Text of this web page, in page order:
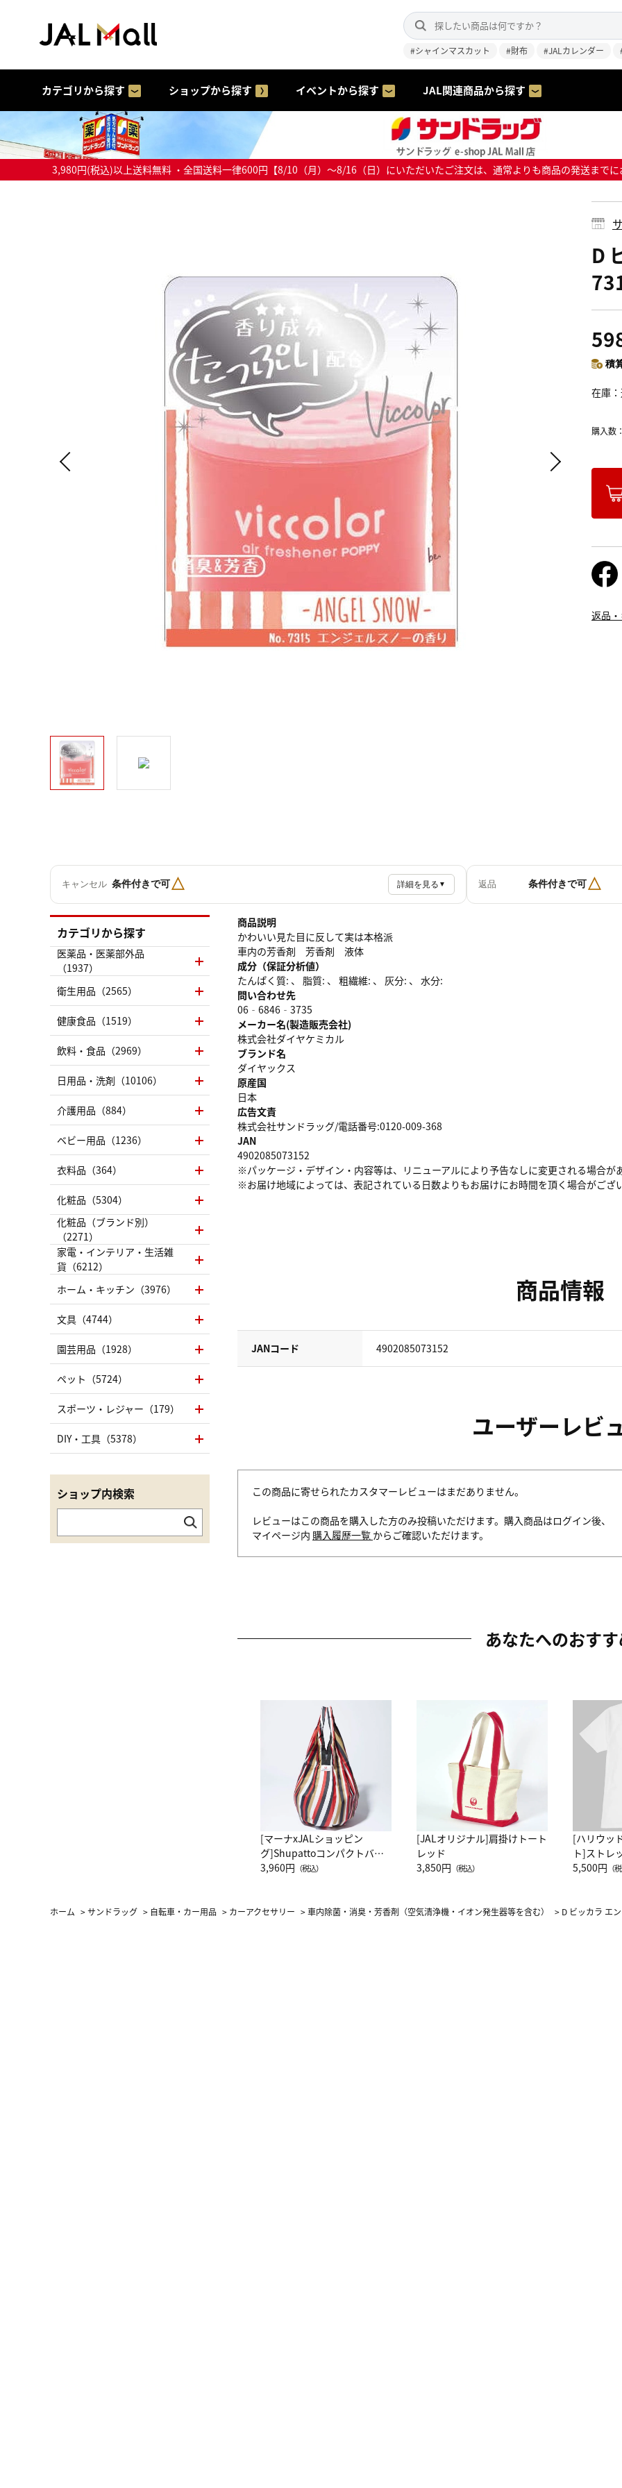
#シャインマスカット #財布 #JALカレンダー
カテゴリから探す ショップから探す イベントから探す JAL関連商品から探す
3,980円(税込)以上送料無料 ・全国送料一律600円【8/10（月）～8/16（日）にいただいたご注文は、通常よりも商品の発送まで
D
積
在庫
購入数
返品
キャンセル 条件付きで可△ 詳細を見る ▼ 返品 条件付きで可△
商品説明
かわいい見た目に反して実は本格派
車内の芳香剤 芳香剤 液体
成分（保証分析値）
たんぱく質: 、 脂質: 、 粗繊維: 、 灰分: 、 水分:
問い合わせ先
06‐6846‐3735
メーカー名(製造販売会社)
株式会社ダイヤケミカル
ブランド名
ダイヤックス
原産国
日本
広告文責
株式会社サンドラッグ/電話番号:0120-009-368
JAN
4902085073152
※パッケージ・デザイン・内容等は、リニューアルにより予告なしに変更される場合が
※お届け地域によっては、表記されている日数よりもお届けにお時間を頂く場合がござ
商品情報
JANコード 4902085073152
ユーザーレビ
この商品に寄せられたカスタマーレビューはまだありません。
レビューはこの商品を購入した方のみ投稿いただけます。購入商品はログイン後、
マイページ内 購入履歴一覧 からご確認いただけます。
あなたへのおす
[マーナxJALショッピン
グ]Shupattoコンパクトバッ
グ Drop JAL客室乗務員
3,960円 （税込）
[JALオリジナル]肩掛けトート
レッド
3,850円 （税込）
[ハリウッ
ト]ストレ
ーネック
5,500円 （
カテゴリから探す
医薬品・医薬部外品
（1937）
衛生用品（2565）
健康食品（1519）
飲料・食品（2969）
日用品・洗剤（10106）
介護用品（884）
ベビー用品（1236）
衣料品（364）
化粧品（5304）
化粧品（ブランド別）
（2271）
家電・インテリア・生活雑
貨（6212）
ホーム・キッチン（3976）
文具（4744）
園芸用品（1928）
ペット（5724）
スポーツ・レジャー（179）
DIY・工具（5378）
ショップ内検索
ホーム >サンドラッグ > 自転車・カー用品 > カーアクセサリー >車内除菌・消臭・芳香剤（空気清浄機・イオン発生器等を含む） > D ビッカラ エ